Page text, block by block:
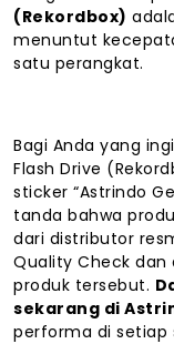
(Rekordbox)
menuntut
satu perangkat.
Bagi Anda yang
Flash Drive
sticker “Astrindo
tanda bahwa
dari distributor
Quality Check dan
produk tersebut.
sekarang di
performa di setiap